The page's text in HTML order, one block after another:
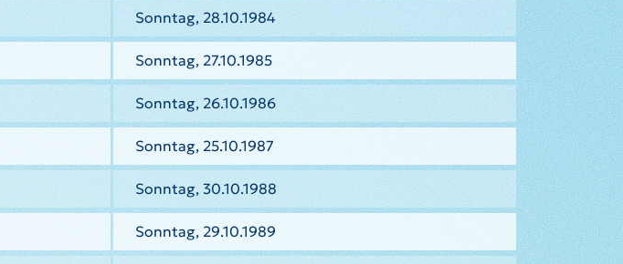
Sonntag, 28.10.1984
Sonntag, 27.10.1985
Sonntag, 26.10.1986
Sonntag, 25.10.1987
Sonntag, 30.10.1988
Sonntag, 29.10.1989